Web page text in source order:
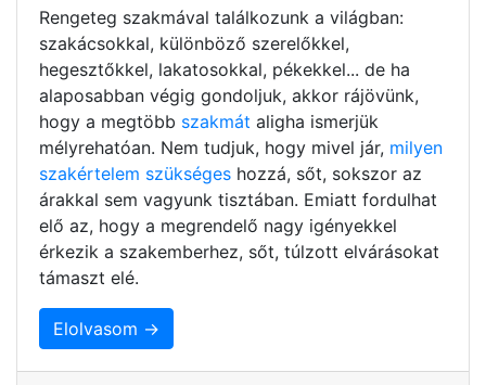
Rengeteg szakmával találkozunk a világban:
szakácsokkal, különböző szerelőkkel,
hegesztőkkel, lakatosokkal, pékekkel... de ha
alaposabban végig gondoljuk, akkor rájövünk,
hogy a megtöbb szakmát aligha ismerjük
mélyrehatóan. Nem tudjuk, hogy mivel jár, milyen
szakértelem szükséges hozzá, sőt, sokszor az
árakkal sem vagyunk tisztában. Emiatt fordulhat
elő az, hogy a megrendelő nagy igényekkel
érkezik a szakemberhez, sőt, túlzott elvárásokat
támaszt elé.
Elolvasom →